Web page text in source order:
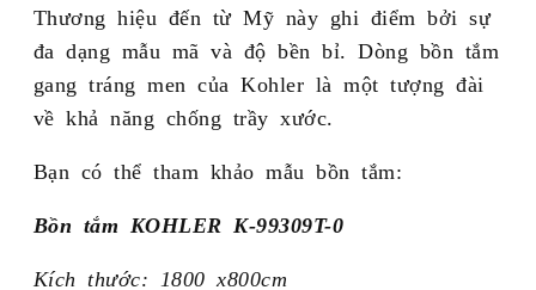
Thương hiệu đến từ Mỹ này ghi điểm bởi sự
đa dạng mẫu mã và độ bền bỉ. Dòng bồn tắm
gang tráng men của Kohler là một tượng đài
về khả năng chống trầy xước.
Bạn có thể tham khảo mẫu bồn tắm:
Bồn tắm KOHLER K-99309T-0
Kích thước: 1800 x800cm